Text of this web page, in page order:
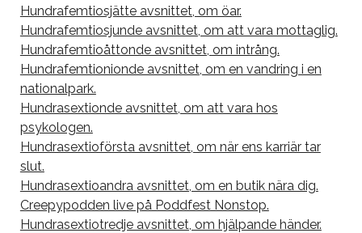
Hundrafemtiosjätte avsnittet, om öar.
Hundrafemtiosjunde avsnittet, om att vara mottaglig.
Hundrafemtioåttonde avsnittet, om intrång.
Hundrafemtionionde avsnittet, om en vandring i en
nationalpark.
Hundrasextionde avsnittet, om att vara hos
psykologen.
Hundrasextioförsta avsnittet, om när ens karriär tar
slut.
Hundrasextioandra avsnittet, om en butik nära dig.
Creepypodden live på Poddfest Nonstop.
Hundrasextiotredje avsnittet, om hjälpande händer.